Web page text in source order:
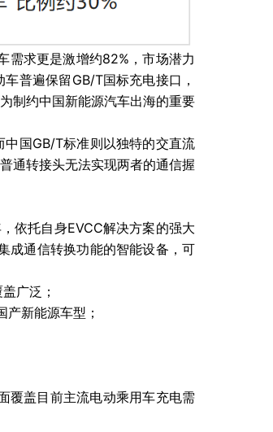
需求更是激增约82%，市场潜力
普遍保留GB/T国标充电接口，
制约中国新能源汽车出海的重要
国GB/T标准则以独特的交直流
通转接头无法实现两者的通信握
依托自身EVCC解决方案的强大
成通信转换功能的智能设备，可
广泛；
新能源车型；
覆盖目前主流电动乘用车充电需